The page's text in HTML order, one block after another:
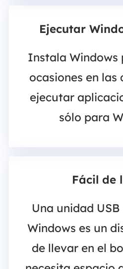
Ejecutar
Instala Windows
ocasiones en las
ejecutar
sólo para
Fácil de
Una unidad
Windows es un
de llevar en el